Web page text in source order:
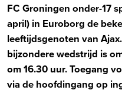
FC Groningen onder-17
april) in Euroborg de
leeftijdsgenoten van
bijzondere wedstrijd is
om 16.30 uur. Toegang
via de hoofdingang op